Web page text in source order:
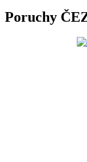
Poruchy